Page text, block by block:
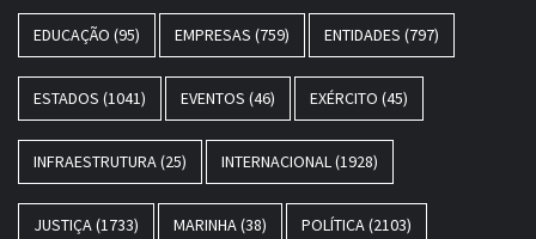
EDUCAÇÃO (95) EMPRESAS (759) ENTIDADES (797)
ESTADOS (1041) EVENTOS (46) EXÉRCITO (45)
INFRAESTRUTURA(25) INTERNACIONAL(1928)
JUSTIÇA(1733) MARINHA(38) POLÍTICA(2103)